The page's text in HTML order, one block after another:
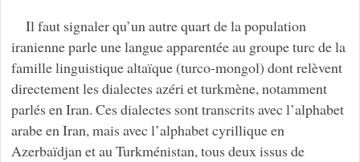
Il faut signaler qu’un autre quart de la population
iranienne parle une langue apparentée au groupe turc de la
famille linguistique altaïque (turco-mongol) dont relèvent
directement les dialectes azéri et turkmène, notamment
parlés en Iran. Ces dialectes sont transcrits avec l’alphabet
arabe en Iran, mais avec l’alphabet cyrillique en
Azerbaïdjan et au Turkménistan, tous deux issus de